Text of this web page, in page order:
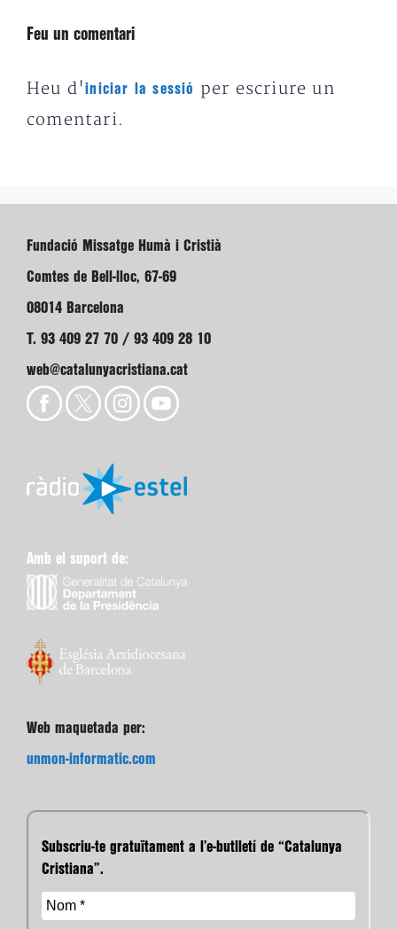
Feu un comentari
Heu d'iniciar la sessió
per escriure un
comentari.
Fundació Missatge Humà i Cristià
Comtes de Bell-lloc, 67-69
08014 Barcelona
T. 93 409 27 70 / 93 409 28 10
web@catalunyacristiana.cat
Amb el suport de:
Web maquetada per:
unmon-informatic.com
Subscriu-te gratuïtament a l’e-butlletí de “Catalunya
Cristiana”.